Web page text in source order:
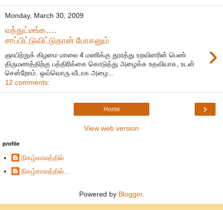
Monday, March 30, 2009
வந்துட்டீங்க….
சாப்பிட்டுவிட்டுதான் போகனும்
›
ஞாயிற்றுக் கிழமை மாலை 4 மணிக்கு தூரத்து உறவினரின் பெண்
திருமணத்திற்கு பத்திரிக்கை கொடுத்து அழைக்க உதவியாக, உடன்
சென்றோம். ஒவ்வொரு வீடாக அழை...
12 comments:
›
Home
View web version
profile
நிகழ்காலத்தில்
நிகழ்காலத்தில்...
Powered by Blogger.